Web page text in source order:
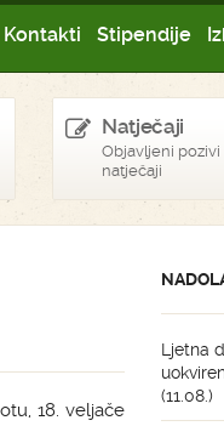
Kontakti Stipendije
Natječaji
Objavljeni pozivi
natječaji
18. veljače
Ljetna
(11.08.)